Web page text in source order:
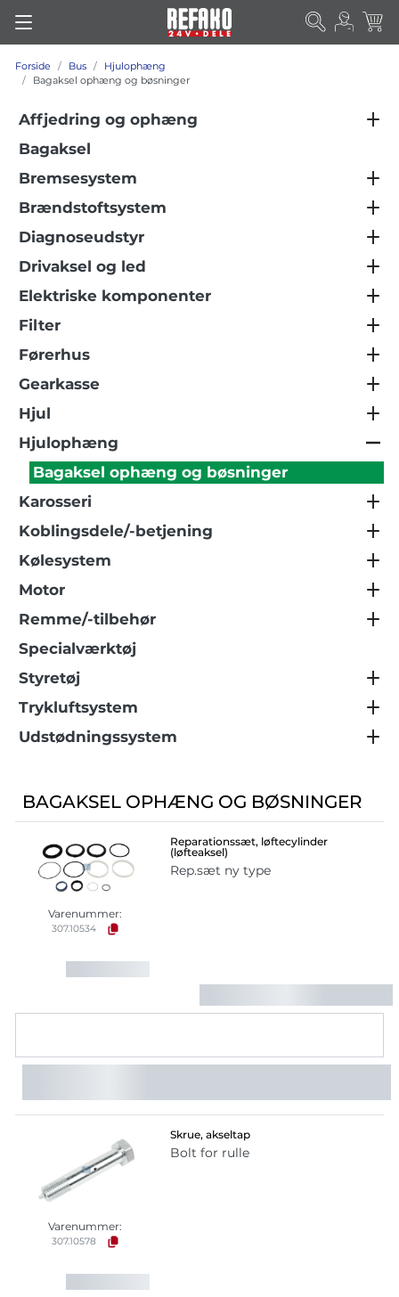
Forside Bus
Hjulophæng
Bagaksel ophæng og bøsninger
Affjedring og ophæng
Bagaksel
Bremsesystem
Brændstoftsystem
Diagnoseudstyr
Drivaksel og led
Elektriske komponenter
Filter
Førerhus
Gearkasse
Hjul
Hjulophæng
Bagaksel ophæng og bøsninger
Karosseri
Koblingsdele/-betjening
Kølesystem
Motor
Remme/-tilbehør
Specialværktøj
Styretøj
Trykluftsystem
Udstødningssystem
BAGAKSEL OPHÆNG OG BØSNINGER
Varenummer:
307.10534
Reparationssæt, løftecylinder
(løfteaksel)
Rep.sæt ny type
Varenummer:
307.10578
Skrue, akseltap
Bolt for rulle